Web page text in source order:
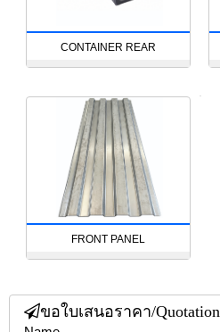
CONTAINER REAR
FRONT PANEL
ขอใบเสนอราคา/Quotation